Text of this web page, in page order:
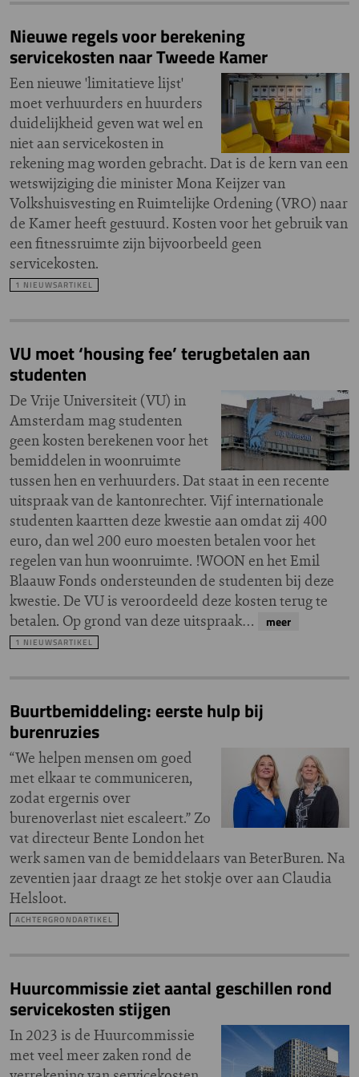
Nieuwe regels voor berekening
servicekosten naar Tweede Kamer
Een nieuwe 'limitatieve lijst'
moet verhuurders en huurders
duidelijkheid geven wat wel en
niet aan servicekosten in
rekening mag worden gebracht. Dat is de kern van een
wetswijziging die minister Mona Keijzer van
Volkshuisvesting en Ruimtelijke Ordening (VRO) naar
de Kamer heeft gestuurd. Kosten voor het gebruik van
een fitnessruimte zijn bijvoorbeeld geen
servicekosten.
1 NIEUWSARTIKEL
VU moet ‘housing fee’ terugbetalen aan
studenten
De Vrije Universiteit (VU) in
Amsterdam mag studenten
geen kosten berekenen voor het
bemiddelen in woonruimte
tussen hen en verhuurders. Dat staat in een recente
uitspraak van de kantonrechter. Vijf internationale
studenten kaartten deze kwestie aan omdat zij 400
euro, dan wel 200 euro moesten betalen voor het
regelen van hun woonruimte. !WOON en het Emil
Blaauw Fonds ondersteunden de studenten bij deze
kwestie. De VU is veroordeeld deze kosten terug te
betalen. Op grond van deze uitspraak…
meer
1 NIEUWSARTIKEL
Buurtbemiddeling: eerste hulp bij
burenruzies
“We helpen mensen om goed
met elkaar te communiceren,
zodat ergernis over
burenoverlast niet escaleert.” Zo
vat directeur Bente London het
werk samen van de bemiddelaars van BeterBuren. Na
zeventien jaar draagt ze het stokje over aan Claudia
Helsloot.
ACHTERGRONDARTIKEL
Huurcommissie ziet aantal geschillen rond
servicekosten stijgen
In 2023 is de Huurcommissie
met veel meer zaken rond de